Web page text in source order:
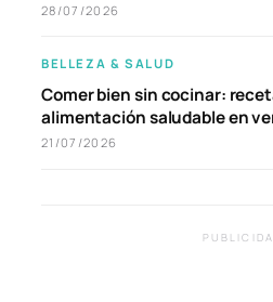
28/07/2026
BELLEZA & SALUD
Comer bien sin cocinar:
alimentación saludable en
21/07/2026